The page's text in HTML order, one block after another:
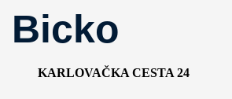
Bicko
KARLOVAČKA CESTA 24